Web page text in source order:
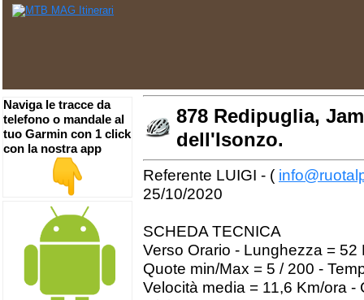
878 Redipuglia,
dell'Isonzo.
Referente LUIGI - (
25/10/2020
SCHEDA TECNICA
Verso Orario - Lunghezza =
Quote min/Max = 5 / 200 -
Velocità media = 11,6 Km/ora
Naviga le tracce da
telefono o mandale al
tuo Garmin con 1 click
con la nostra app